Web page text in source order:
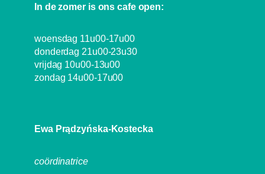
In de zomer is ons cafe open:
woensdag 11u00-17u00
donderdag 21u00-23u30
vrijdag 10u00-13u00
zondag 14u00-17u00
Ewa Prądzyńska-Kostecka
coördinatrice